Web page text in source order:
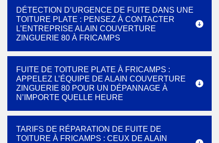
DÉTECTION D’URGENCE DE FUITE DANS UNE
TOITURE PLATE : PENSEZ À CONTACTER
L’ENTREPRISE ALAIN COUVERTURE
ZINGUERIE 80 À FRICAMPS
FUITE DE TOITURE PLATE À FRICAMPS :
APPELEZ L’ÉQUIPE DE ALAIN COUVERTURE
ZINGUERIE 80 POUR UN DÉPANNAGE À
N’IMPORTE QUELLE HEURE
TARIFS DE RÉPARATION DE FUITE DE
TOITURE À FRICAMPS : CEUX DE ALAIN